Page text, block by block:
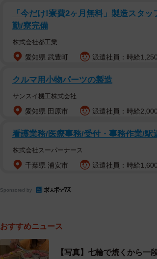
「今だけ!寮費2ヶ月無料」製造スタ
勤/寮完備
株式会社都工業
愛知県 武豊町 派遣社員：時給
クルマ用小物パーツの製造
サンスイ機工株式会社
愛知県 田原市 派遣社員：時給
看護業務/医療事務/受付・事務作業/駅
株式会社スーパーナース
千葉県 浦安市 派遣社員：時給
Sponsored by
おすすめニュース
【写真】七輪で焼くから一